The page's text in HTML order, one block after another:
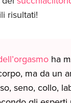
risultati!
ha
ma da un
seno, collo,